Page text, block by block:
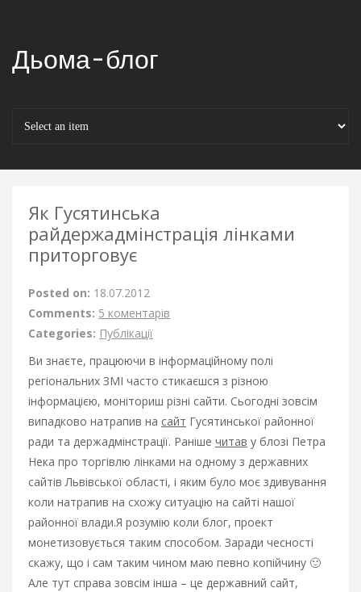
Дьома-блог
Як Гусятинська
райдержадмінстрація лінками
приторговує
Posted on: 18.07.2012
Comments: 5 коментарів
Categories: Публікації
Ви знаєте, працюючи в інформаційному полі
регіональних ЗМІ часто стикаєшся з різною
інформацією, моніториш різні сайти. Сьогодні зовсім
випадково натрапив на сайт Гусятинської районної
ради та держадмінстрації. Раніше читав у блозі Петра
Нека про торгівлю лінками на одному з державних
сайтів Львівської області, і яким було моє здивування
коли натрапив на схожу ситуацію на сайті нашої
районної влади.Я розумію коли блог, проект
монетизовується таким способом. Заради чесності
скажу, що і сам таким чином маю певно копійчину 🙂
Але тут справа зовсім інша – це державний сайт,